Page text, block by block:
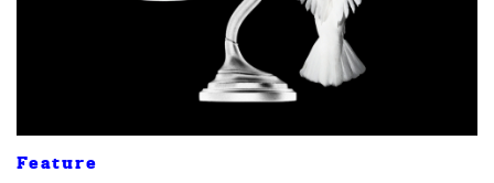
Feature